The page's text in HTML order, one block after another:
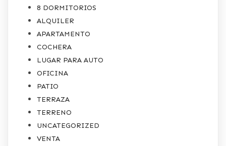
8 DORMITORIOS
ALQUILER
APARTAMENTO
COCHERA
LUGAR PARA AUTO
OFICINA
PATIO
TERRAZA
TERRENO
UNCATEGORIZED
VENTA